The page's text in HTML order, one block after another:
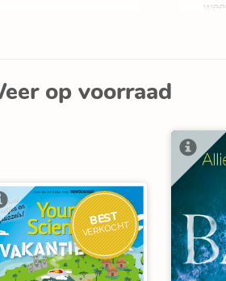
op voorraad
BEST
VERKOCHT